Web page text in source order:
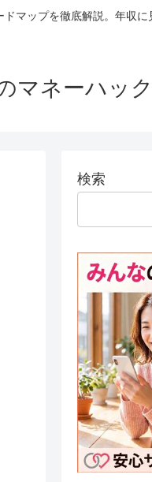
マップを徹底解説。年収
マネーハック
検索